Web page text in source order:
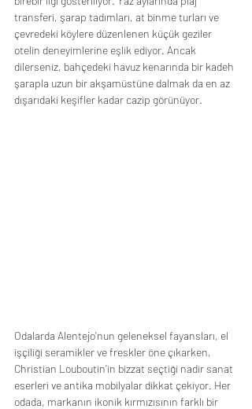
transferi, şarap tadımları, at binme turları ve
çevredeki köylere düzenlenen küçük geziler
otelin deneyimlerine eşlik ediyor. Ancak
dilerseniz, bahçedeki havuz kenarında bir kadeh
şarapla uzun bir akşamüstüne dalmak da en az
dışarıdaki keşifler kadar cazip görünüyor.
Odalarda Alentejo’nun geleneksel fayansları, el
işçiliği seramikler ve freskler öne çıkarken,
Christian Louboutin’in bizzat seçtiği nadir sanat
eserleri ve antika mobilyalar dikkat çekiyor. Her
odada, markanın ikonik kırmızısının farklı bir